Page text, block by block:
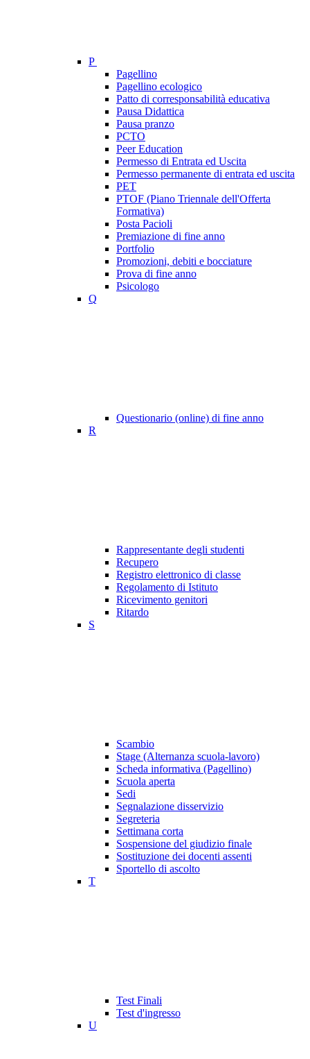
P
Pagellino
Pagellino ecologico
Patto di corresponsabilità educativa
Pausa Didattica
Pausa pranzo
PCTO
Peer Education
Permesso di Entrata ed Uscita
Permesso permanente di entrata ed uscita
PET
PTOF (Piano Triennale dell'Offerta
Formativa)
Posta Pacioli
Premiazione di fine anno
Portfolio
Promozioni, debiti e bocciature
Prova di fine anno
Psicologo
Q
Questionario (online) di fine anno
R
Rappresentante degli studenti
Recupero
Registro elettronico di classe
Regolamento di Istituto
Ricevimento genitori
Ritardo
S
Scambio
Stage (Alternanza scuola-lavoro)
Scheda informativa (Pagellino)
Scuola aperta
Sedi
Segnalazione disservizio
Segreteria
Settimana corta
Sospensione del giudizio finale
Sostituzione dei docenti assenti
Sportello di ascolto
T
Test Finali
Test d'ingresso
U